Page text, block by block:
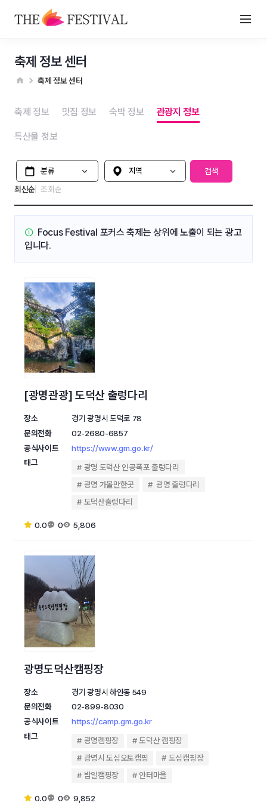
축제 정보 센터
축제 정보 센터
축제 정보 맛집 정보 숙박 정보 관광지 정보
특산물 정보
분류 지역 선택
검색
최신순
조회순
Focus Festival 포커스 축제는 상위에 노출이 되는 광고
입니다.
[광명관광] 도덕산 출렁다리
장소
경기 광명시 도덕로 78
문의전화
02-2680-6857
공식사이트
https://www.gm.go.kr/
태그
광명 도덕산 인공폭포 출렁다리
광명 가볼만한곳
광명 출렁다리
도덕산출렁다리
0.0 0 5,806
광명도덕산캠핑장
장소
경기 광명시 하안동 549
문의전화
02-899-8030
공식사이트
https://camp.gm.go.kr
태그
광명캠핑장
도덕산 캠핑장
광명시 도심오토캠핑
도심캠핑장
밤일캠핑장
안터마을
0.0 0 9,852